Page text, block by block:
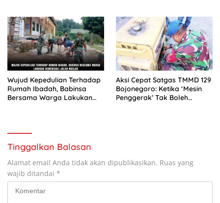
Wujud Kepedulian Terhadap
Rumah Ibadah, Babinsa
Bersama Warga Lakukan
Aksi Cepat Satgas TMMD 129
Bojonegoro: Ketika ‘Mesin
Penggerak’ Tak Boleh
Tinggalkan Balasan
Alamat email Anda tidak akan dipublikasikan. Ruas yang
wajib ditandai *